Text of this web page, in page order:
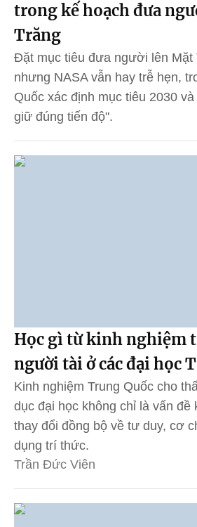
trong kế hoạch đưa
Trăng
Đặt mục tiêu đưa người lên Mặt
nhưng NASA vẫn hay trễ hẹn,
Quốc xác định mục tiêu 2030
giữ đúng tiến độ".
Học gì từ kinh nghiệm
người tài ở các đại học
Kinh nghiệm Trung Quốc cho
dục đại học không chỉ là vấn đề
thay đổi đồng bộ về tư duy, cơ
dụng trí thức.
Trần Đức Viên